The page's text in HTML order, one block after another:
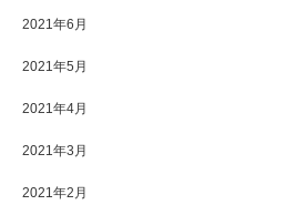
2021年6月
2021年5月
2021年4月
2021年3月
2021年2月